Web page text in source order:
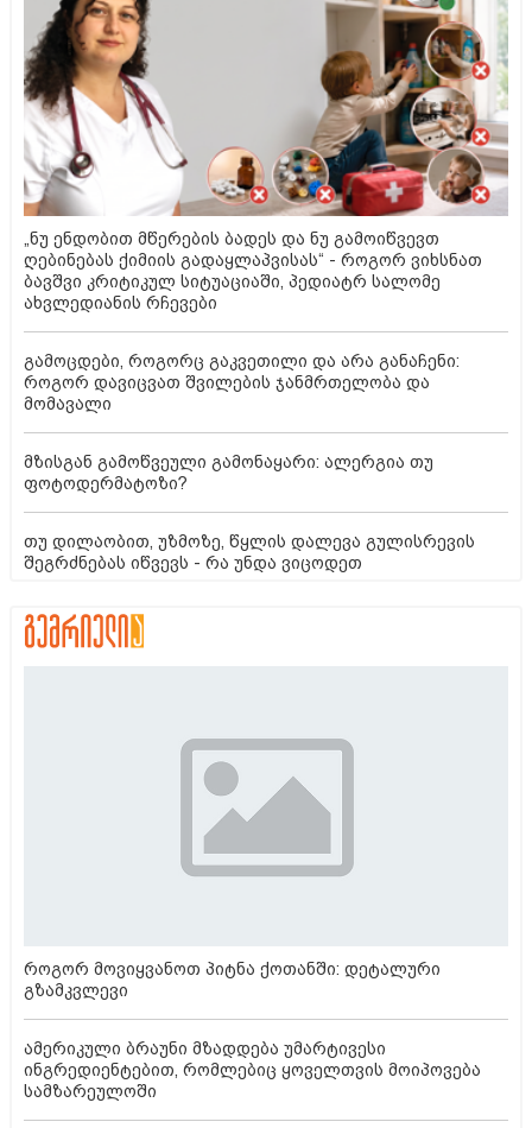
„ნუ ენდობით მწერების ბადეს და ნუ გამოიწვევთ
ღებინებას ქიმიის გადაყლაპვისას“ - როგორ ვიხსნათ
ბავშვი კრიტიკულ სიტუაციაში, პედიატრ სალომე
ახვლედიანის რჩევები
გამოცდები, როგორც გაკვეთილი და არა განაჩენი:
როგორ დავიცვათ შვილების ჯანმრთელობა და
მომავალი
მზისგან გამოწვეული გამონაყარი: ალერგია თუ
ფოტოდერმატოზი?
თუ დილაობით, უზმოზე, წყლის დალევა გულისრევის
შეგრძნებას იწვევს - რა უნდა ვიცოდეთ
როგორ მოვიყვანოთ პიტნა ქოთანში: დეტალური
გზამკვლევი
ამერიკული ბრაუნი მზადდება უმარტივესი
ინგრედიენტებით, რომლებიც ყოველთვის მოიპოვება
სამზარეულოში